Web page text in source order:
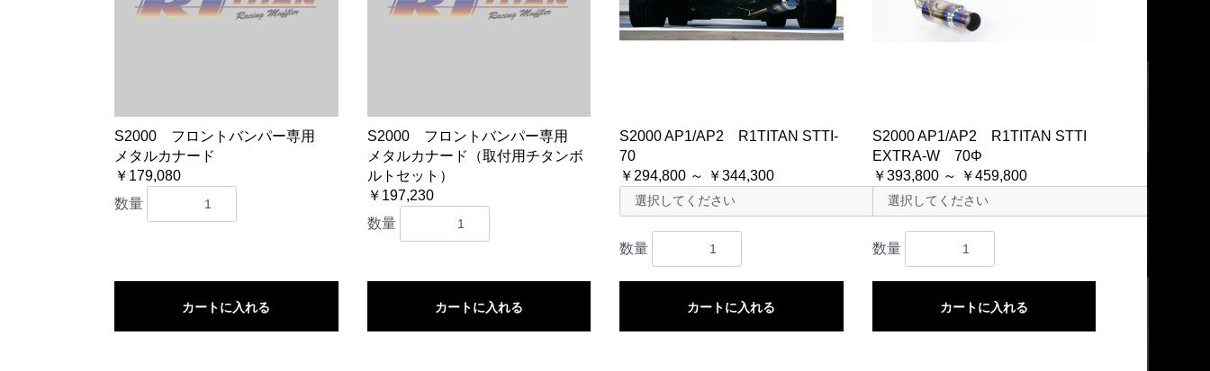
S2000 フロントバンパー専用
メタルカナード
￥179,080
数量
カートに入れる
S2000 フロントバンパー専用
メタルカナード（取付用チタンボ
ルトセット）
￥197,230
数量
カートに入れる
S2000 AP1/AP2 R1TITAN STTI-
70
￥294,800 ～ ￥344,300
数量
カートに入れる
S2000 AP1/AP2 R1TITAN STTI
EXTRA-W 70Φ
￥393,800 ～ ￥459,800
数量
カートに入れる